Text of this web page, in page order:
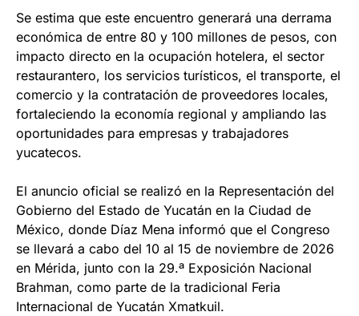
Se estima que este encuentro generará una derrama
económica de entre 80 y 100 millones de pesos, con
impacto directo en la ocupación hotelera, el sector
restaurantero, los servicios turísticos, el transporte, el
comercio y la contratación de proveedores locales,
fortaleciendo la economía regional y ampliando las
oportunidades para empresas y trabajadores
yucatecos.
El anuncio oficial se realizó en la Representación del
Gobierno del Estado de Yucatán en la Ciudad de
México, donde Díaz Mena informó que el Congreso
se llevará a cabo del 10 al 15 de noviembre de 2026
en Mérida, junto con la 29.ª Exposición Nacional
Brahman, como parte de la tradicional Feria
Internacional de Yucatán Xmatkuil.